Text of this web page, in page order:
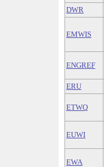
DWR
EMWIS
ENGREF
ERU
ETWQ
EUWI
EWA